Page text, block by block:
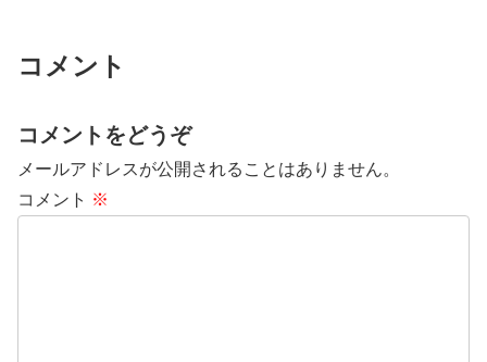
コメント
コメントをどうぞ
メールアドレスが公開されることはありません。
コメント ※